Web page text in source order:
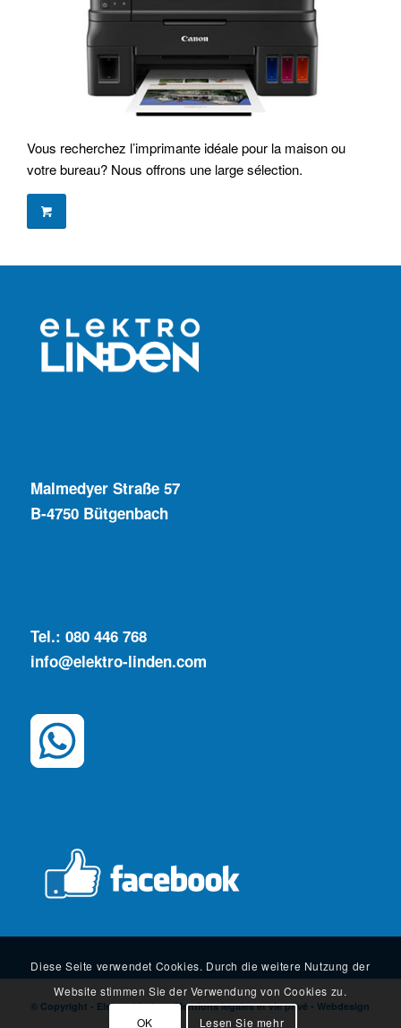
Vous recherchez l’imprimante idéale pour la maison ou
votre bureau? Nous offrons une large sélection.
Malmedyer Straße 57
B-4750 Bütgenbach
Tel.: 080 446 768
info@elektro-linden.com
© Copyright - Elektro Linden •Mentions legales et vie privé• Webdesign
Diese Seite verwendet Cookies. Durch die weitere Nutzung der
Website stimmen Sie der Verwendung von Cookies zu.
OK Lesen Sie mehr